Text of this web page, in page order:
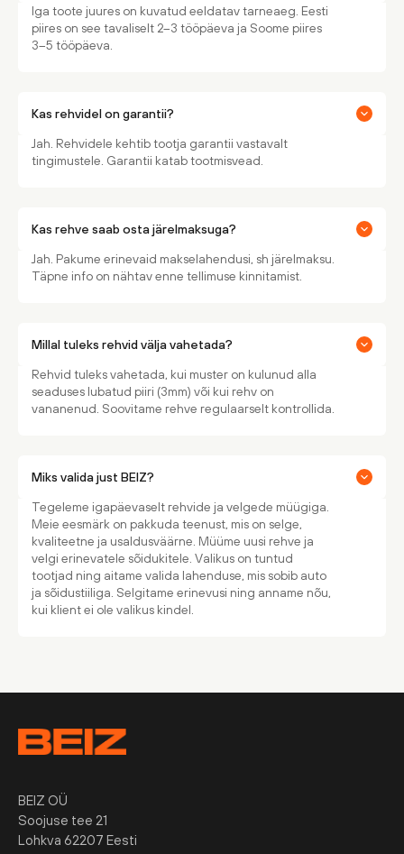
Iga toote juures on kuvatud eeldatav tarneaeg. Eesti
piires on see tavaliselt 2–3 tööpäeva ja Soome piires
3–5 tööpäeva.
Kas rehvidel on garantii?
Jah. Rehvidele kehtib tootja garantii vastavalt
tingimustele. Garantii katab tootmisvead.
Kas rehve saab osta järelmaksuga?
Jah. Pakume erinevaid makselahendusi, sh järelmaksu.
Täpne info on nähtav enne tellimuse kinnitamist.
Millal tuleks rehvid välja vahetada?
Rehvid tuleks vahetada, kui muster on kulunud alla
seaduses lubatud piiri (3mm) või kui rehv on
vananenud. Soovitame rehve regulaarselt kontrollida.
Miks valida just BEIZ?
Tegeleme igapäevaselt rehvide ja velgede müügiga.
Meie eesmärk on pakkuda teenust, mis on selge,
kvaliteetne ja usaldusväärne. Müüme uusi rehve ja
velgi erinevatele sõidukitele. Valikus on tuntud
tootjad ning aitame valida lahenduse, mis sobib auto
ja sõidustiiliga. Selgitame erinevusi ning anname nõu,
kui klient ei ole valikus kindel.
BEIZ OÜ
Soojuse tee 21
Lohkva 62207 Eesti